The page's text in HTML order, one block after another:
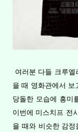
여러분 다들 크루
을 때 영화관에서 보
당돌한 모습에 흥미
이번에 미스치프 전
을 때와 비슷한 감